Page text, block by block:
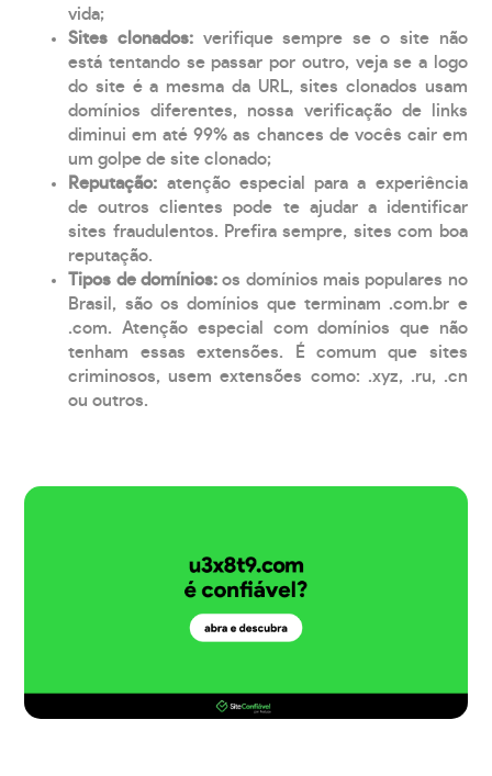
vida;
Sites clonados: verifique sempre se o site não
está tentando se passar por outro, veja se a logo
do site é a mesma da URL, sites clonados usam
domínios diferentes, nossa verificação de links
diminui em até 99% as chances de vocês cair em
um golpe de site clonado;
Reputação: atenção especial para a experiência
de outros clientes pode te ajudar a identificar
sites fraudulentos. Prefira sempre, sites com boa
reputação.
Tipos de domínios:os domínios mais populares no
Brasil, são os domínios que terminam .com.br e
.com. Atenção especial com domínios que não
tenham essas extensões. É comum que sites
criminosos, usem extensões como: .xyz, .ru, .cn
ou outros.